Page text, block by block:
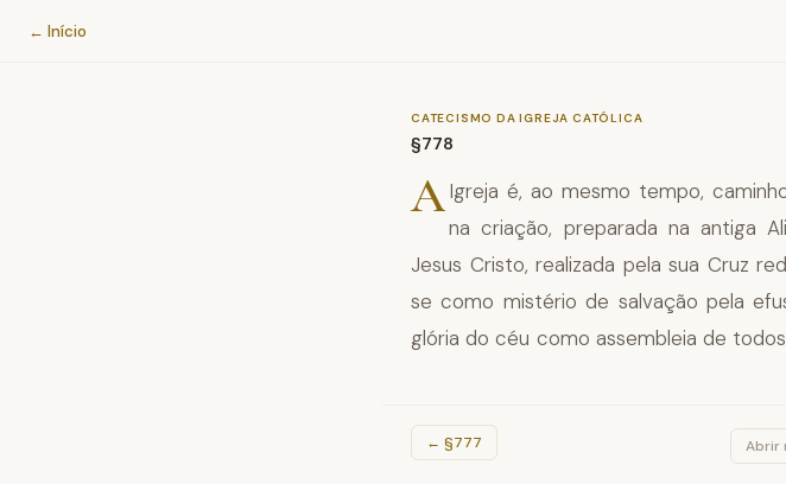
Catecismo da Igreja Católica
← Início
CATECISMO DA IGREJA CATÓLICA
§778
AIgreja é, ao mesmo tempo,
na criação, preparada na antiga
Jesus Cristo, realizada pela sua Cruz
se como mistério de salvação pela
glória do céu como assembleia de
← §777 Abrir